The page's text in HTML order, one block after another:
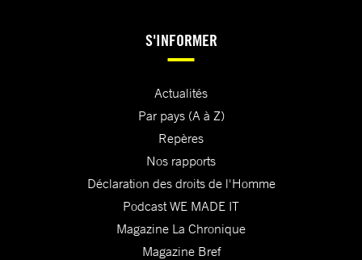
S'INFORMER
Actualités
Par pays (A à Z)
Repères
Nos rapports
Déclaration des droits de l'Homme
Podcast WE MADE IT
Magazine La Chronique
Magazine Bref